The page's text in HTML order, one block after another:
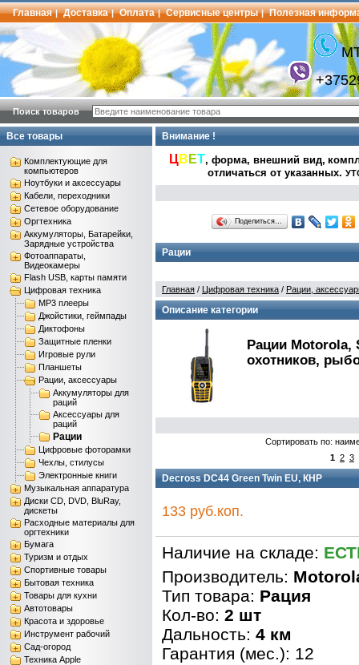
Главная | Доставка | Оплата | Сервисные центры | Полезная
Поиск товаров
Все товары
Комплектующие для
компьютеров
Ноутбуки и аксессуары
Кабели, переходники
Сетевое оборудование
Оргтехника
Аккумуляторы, Батарейки,
Зарядные устройства
Фотоаппараты,
Видеокамеры
Flash USB, карты памяти
Цифровая техника
MP3 плееры
Джойстики, геймпады
Диктофоны
Защитные пленки
Игровые рули
Планшеты
Рации, аксессуары
Аккумуляторы для
раций
Аксессуары для
раций
Рации
Цифровые фоторамки
Чехлы, стилусы
Электронные книги
Музыкальная аппаратура
Диски CD, DVD, BluRay,
дискеты
Расходные материалы для
оргтехники
Бумага
Туризм и отдых
Спортивные товары
Бытовая техника
Товары для кухни
Автотовары
Красота и здоровье
Инструмент рабочий
Сад-огород
Техника Apple
Внимание !
ЦВ ЕТ, форма, внешний вид,
отличаться от указанных.
Поделиться…
Рации
Главная / Цифровая техника / Рации,
Описание категории
Рации Motorola,
охотников,
Сортировать по:
1 2 3
Decross DC44 Green Twin EU, КНР
133 руб.коп.
Наличие на складе:
Производитель:
Тип товара: Рация
Кол-во: 2 шт
Дальность: 4 км
Гарантия (мес.): 12